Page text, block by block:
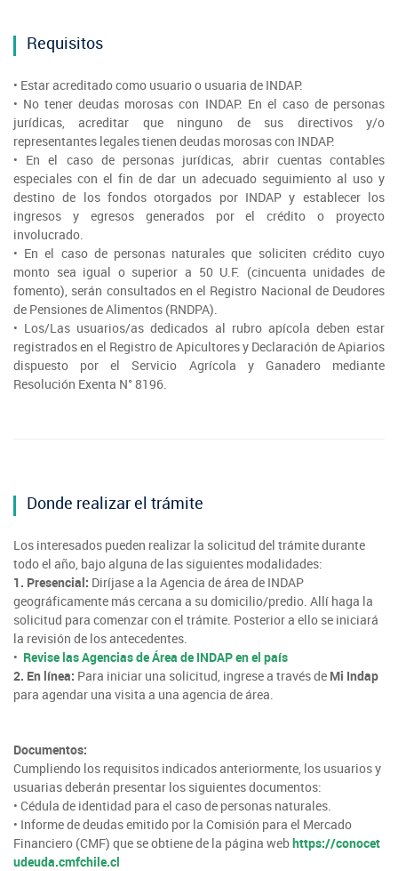
Requisitos
• Estar acreditado como usuario o usuaria de INDAP.
• No tener deudas morosas con INDAP. En el caso de personas
jurídicas, acreditar que ninguno de sus directivos y/o
representantes legales tienen deudas morosas con INDAP.
• En el caso de personas jurídicas, abrir cuentas contables
especiales con el fin de dar un adecuado seguimiento al uso y
destino de los fondos otorgados por INDAP y establecer los
ingresos y egresos generados por el crédito o proyecto
involucrado.
• En el caso de personas naturales que soliciten crédito cuyo
monto sea igual o superior a 50 U.F. (cincuenta unidades de
fomento), serán consultados en el Registro Nacional de Deudores
de Pensiones de Alimentos (RNDPA).
• Los/Las usuarios/as dedicados al rubro apícola deben estar
registrados en el Registro de Apicultores y Declaración de Apiarios
dispuesto por el Servicio Agrícola y Ganadero mediante
Resolución Exenta N° 8196.
Donde realizar el trámite
Los interesados pueden realizar la solicitud del trámite durante
todo el año, bajo alguna de las siguientes modalidades:
1. Presencial: Diríjase a la Agencia de área de INDAP
geográficamente más cercana a su domicilio/predio. Allí haga la
solicitud para comenzar con el trámite. Posterior a ello se iniciará
la revisión de los antecedentes.
• Revise las Agencias de Área de INDAP en el país
2. En línea: Para iniciar una solicitud, ingrese a través de Mi Indap
para agendar una visita a una agencia de área.
Documentos:
Cumpliendo los requisitos indicados anteriormente, los usuarios y
usuarias deberán presentar los siguientes documentos:
• Cédula de identidad para el caso de personas naturales.
• Informe de deudas emitido por la Comisión para el Mercado
Financiero (CMF) que se obtiene de la página webhttps://conocet
udeuda.cmfchile.cl